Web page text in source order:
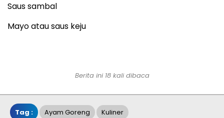
Saus sambal
Mayo atau saus keju
Berita ini 18 kali dibaca
Tag : Ayam Goreng Kuliner